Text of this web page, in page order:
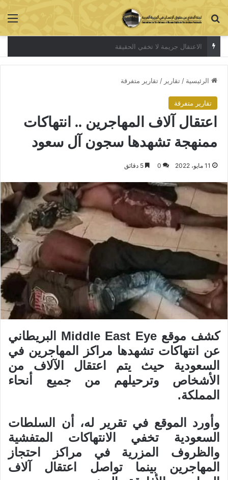
بحث عن
معتقلات الرأي
الرئيسية / تقارير / تقارير متفرقة
تقارير متفرقة
اعتقال آلاف المهاجرين .. انتهاكات
ممنهجة تشهدها سجون آل سعود
11 مايو، 2022 0
كشف موقع Middle East Eye البريطاني
عن انتهاكات تشهدها مراكز المهاجرين في
السعودية حيث يتم اعتقال الآلاف من
الأشخاص وترحيلهم من جميع أنحاء
المملكة.
وأورد الموقع في تقرير له، أن السلطات
السعودية تخفي الانتهاكات المتفشية
والظروف المزرية في مراكز احتجاز
المهاجرين بينما تواصل اعتقال آلاف